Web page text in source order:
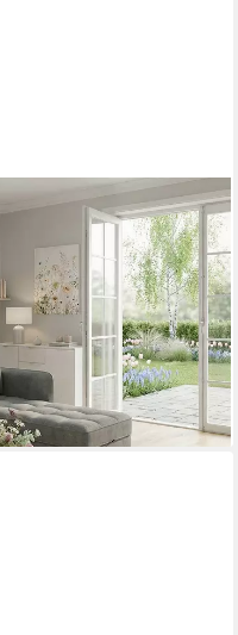
Breite 194cm, verschiedene